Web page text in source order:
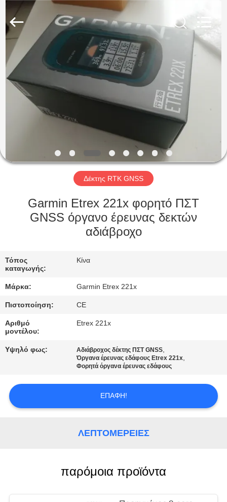
ΣΠΊΤΙ
ΠΡΟΪΌΝΤΑ
ΠΕΡΊΠΟΥ
ΓΎΡΟΣ
ΕΡΓΟΣΤΑΣΊΩΝ
ΠΟΙΟΤΙΚΌΣ
ΜΑΣ
ΕΛΆΤΕ
ΕΠΑΦΉ
ΜΕ
ΖΗΤΉΣΤΕ
ΑΠΌΣΠΑΣΜΑ
Technology
Co.,Ltd
Ltd..
Rights
Reserved.
Δέκτης RTK GNSS
Garmin Etrex 221x φορητό ΠΣΤ
GNSS όργανο έρευνας δεκτών
αδιάβροχο
Τόπος
καταγωγής:
Κίνα
Μάρκα: Garmin Etrex 221x
Πιστοποίηση: CE
Αριθμό
μοντέλου:
Etrex 221x
Υψηλό φως: Αδιάβροχος δέκτης ΠΣΤ GNSS,
Όργανα έρευνας εδάφους Etrex 221x,
Φορητά όργανα έρευνας εδάφους
ΕΠΑΦΉ!
ΛΕΠΤΟΜΈΡΕΙΕΣ
παρόμοια προϊόντα